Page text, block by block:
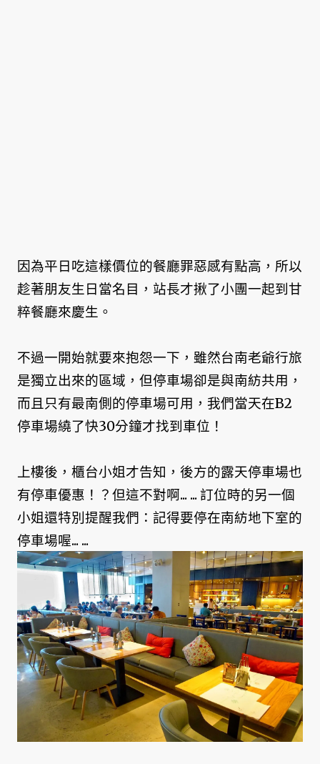
因為平日吃這樣價位的餐廳罪惡感有點高，所以
趁著朋友生日當名目，站長才揪了小團一起到甘
粹餐廳來慶生。
不過一開始就要來抱怨一下，雖然台南老爺行旅
是獨立出來的區域，但停車場卻是與南紡共用，
而且只有最南側的停車場可用，我們當天在B2
停車場繞了快30分鐘才找到車位！
上樓後，櫃台小姐才告知，後方的露天停車場也
有停車優惠！？但這不對啊... ... 訂位時的另一個
小姐還特別提醒我們：記得要停在南紡地下室的
停車場喔... ...